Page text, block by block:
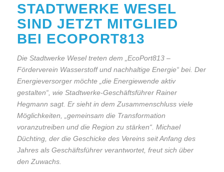
STADTWERKE WESEL
SIND JETZT MITGLIED
BEI ECOPORT813
Die Stadtwerke Wesel treten dem „EcoPort813 –
Förderverein Wasserstoff und nachhaltige Energie“ bei. Der
Energieversorger möchte „die Energiewende aktiv
gestalten“, wie Stadtwerke-Geschäftsführer Rainer
Hegmann sagt. Er sieht in dem Zusammenschluss viele
Möglichkeiten, „gemeinsam die Transformation
voranzutreiben und die Region zu stärken“. Michael
Düchting, der die Geschicke des Vereins seit Anfang des
Jahres als Geschäftsführer verantwortet, freut sich über
den Zuwachs.